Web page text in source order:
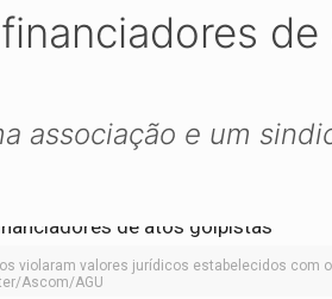
de
associação e um
violaram valores jurídicos estabelecidos com
Ascom/AGU